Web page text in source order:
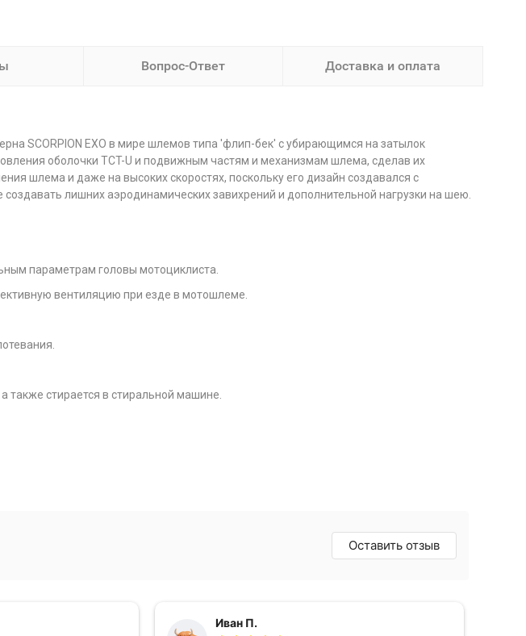
Вопрос-Ответ Доставка и оплата
SCORPION EXO в мире шлемов типа 'флип-бек' с убирающимся на затылок
оболочки TCT-U и подвижным частям и механизмам шлема, сделав их
шлема и даже на высоких скоростях, поскольку его дизайн создавался с
лишних аэродинамических завихрений и дополнительной нагрузки на шею.
параметрам головы мотоциклиста.
вентиляцию при езде в мотошлеме.
также стирается в стиральной машине.